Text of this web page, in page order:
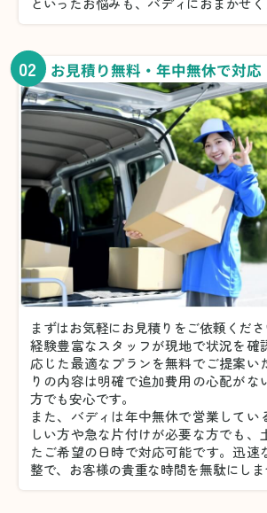
02 お見積り無料・年中無休で対応
まずはお気軽にお見積りをご依頼くださ
経験豊富なスタッフが現地で状況を確
応じた最適なプランを無料でご提案い
りの内容は明確で追加費用の心配がな
方でも安心です。
また、バディは年中無休で営業してい
しい方や急な片付けが必要な方でも、
たご希望の日時で対応可能です。迅速
整で、お客様の貴重な時間を無駄にしま